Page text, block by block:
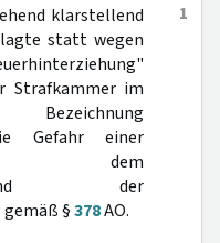
1
klarstellend
statt wegen
Strafkammer im
Bezeichnung
Gefahr einer
dem
der
§378AO.